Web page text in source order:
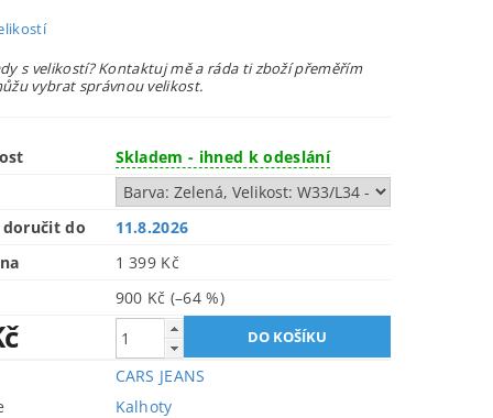
s velikostí? Kontaktuj mě a ráda ti zboží přeměřím
vybrat správnou velikost.
Skladem - ihned k odeslání
doručit do
11.8.2026
1 399 Kč
900 Kč (–64 %)
CARS JEANS
Kalhoty